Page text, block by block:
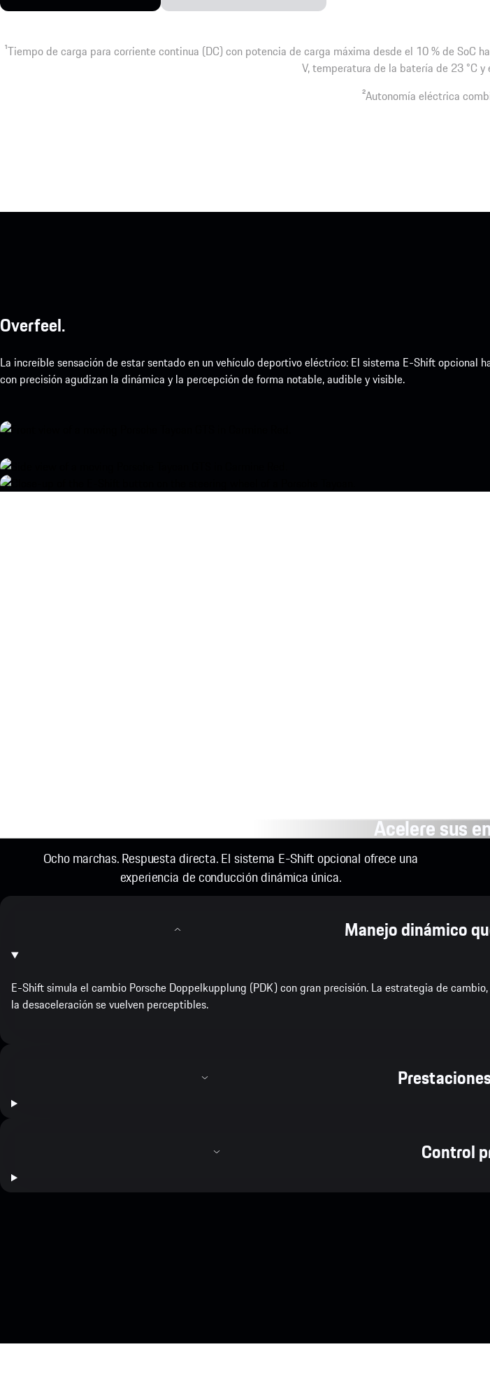
1Tiempo de carga para corriente continua (DC) con potencia de carga máxima desde el 10 % de
V, temperatura de la batería de 23 °C
2Autonomía eléctrica
Overfeel.
La increíble sensación de estar sentado en un vehículo deportivo eléctrico: El sistema E-Shift opcional
con precisión agudizan la dinámica y la percepción de forma notable, audible y visible.
Acelere sus
Ocho marchas. Respuesta directa. El sistema E-Shift opcional ofrece una
experiencia de conducción dinámica única.
Manejo dinámico
E-Shift simula el cambio Porsche Doppelkupplung (PDK) con gran precisión. La estrategia de
la desaceleración se vuelven perceptibles.
Control